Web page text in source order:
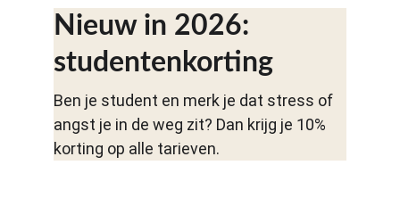
Nieuw in 2026:
studentenkorting
Ben je student en merk je dat stress of
angst je in de weg zit? Dan krijg je 10%
korting op alle tarieven.